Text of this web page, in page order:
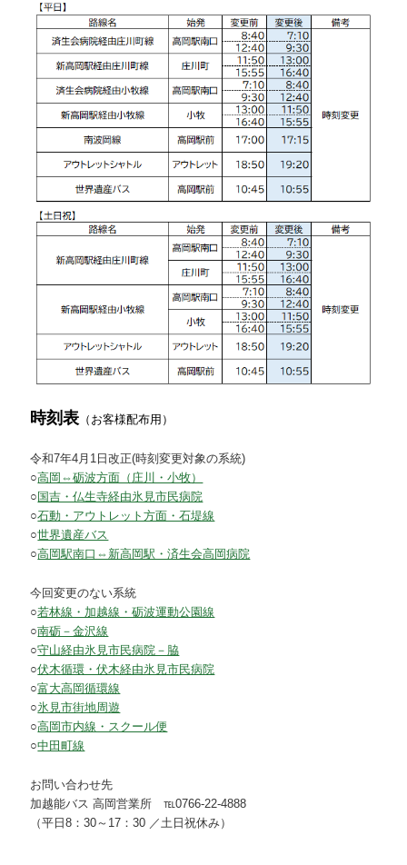
時刻表 （お客様配布用）
令和7年4月1日改正(時刻変更対象の系統)
○高岡⇔砺波方面（庄川・小牧）
○ 国吉・仏生寺経由氷見市民病院
○石動・アウトレット方面・石堤線
○世界遺産バス
○高岡駅南口⇔新高岡駅・済生会高岡病院
今回変更のない系統
○若林線・加越線・砺波運動公園線
○南砺－金沢線
○守山経由氷見市民病院－脇
○伏木循環・伏木経由氷見市民病院
○富大高岡循環線
○氷見市街地周遊
○高岡市内線・スクール便
○中田町線
お問い合わせ先
加越能バス 高岡営業所 ℡0766-22-4888
（平日8：30～17：30 ／土日祝休み）